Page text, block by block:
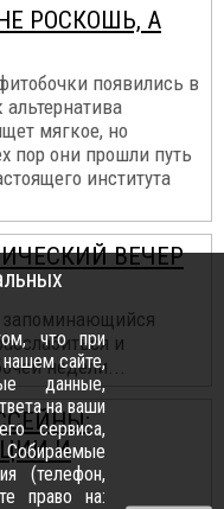
РОСКОШЬ, А
появились в
мягкое, но
пор они прошли путь
института
ВЕЧЕР
и
недели...
И
что при
сайте,
данные,
на ваши
сервиса,
(телефон,
право на: